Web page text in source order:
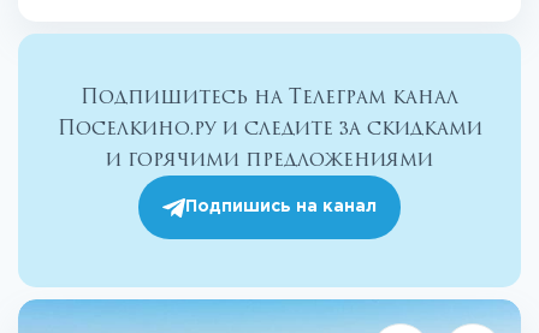
Подпишитесь на Телеграм канал
Поселкино.ру и следите за скидками
и горячими предложениями
Подпишись на канал